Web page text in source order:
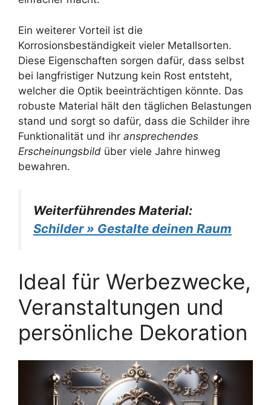
Ein weiterer Vorteil ist die
Korrosionsbeständigkeit vieler Metallsorten.
Diese Eigenschaften sorgen dafür, dass selbst
bei langfristiger Nutzung kein Rost entsteht,
welcher die Optik beeinträchtigen könnte. Das
robuste Material hält den täglichen Belastungen
stand und sorgt so dafür, dass die Schilder ihre
Funktionalität und ihr ansprechendes
Erscheinungsbild über viele Jahre hinweg
bewahren.
Weiterführendes Material:
Schilder » Gestalte deinen Raum
Ideal für Werbezwecke,
Veranstaltungen und
persönliche Dekoration